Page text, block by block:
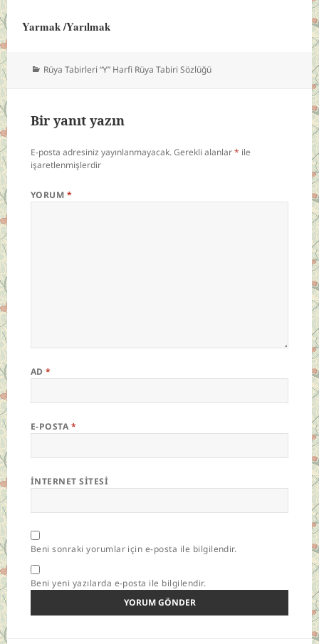
Yarmak /Yarılmak
Kategoriler
Rüya Tabirleri “Y” Harfi Rüya Tabiri Sözlüğü
Bir yanıt yazın
E-posta adresiniz yayınlanmayacak.Gerekli alanlar* ile
işaretlenmişlerdir
YORUM *
AD*
E-POSTA *
İNTERNET SITESI
Beni sonraki yorumlar için e-posta ile bilgilendir.
Beni yeni yazılarda e-posta ile bilgilendir.